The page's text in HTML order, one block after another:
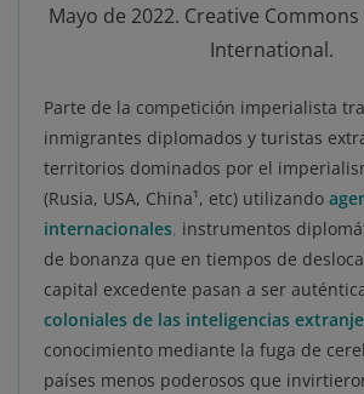
Mayo de 2022. Creative
International.
Parte de la competición imperialista
inmigrantes diplomados y turistas
territorios dominados por el
(Rusia, USA, China¹, etc) utilizando
internacionales, instrumentos
de bonanza que en tiempos de
capital excedente pasan a ser
coloniales de las inteligencias
conocimiento mediante la fuga de
países menos poderosos que